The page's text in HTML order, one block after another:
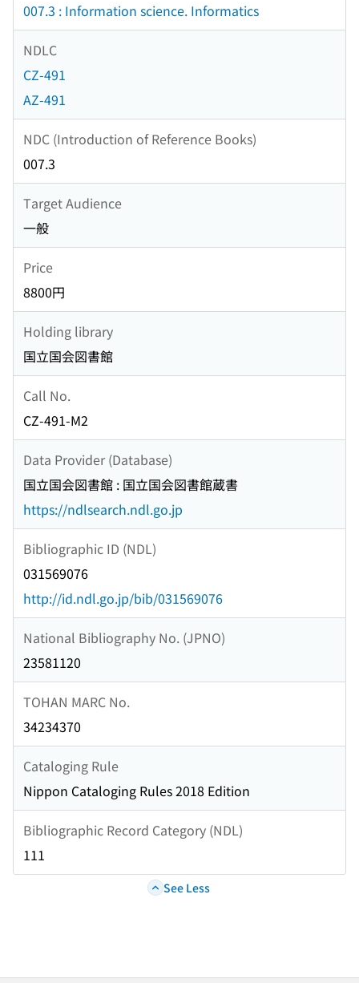
007.3 : Information science. Informatics
NDLC
CZ-491
AZ-491
NDC (Introduction of Reference Books)
007.3
Target Audience
一般
Price
8800円
Holding library
国立国会図書館
Call No.
CZ-491-M2
Data Provider (Database)
国立国会図書館 : 国立国会図書館蔵書
https://ndlsearch.ndl.go.jp
Bibliographic ID (NDL)
031569076
http://id.ndl.go.jp/bib/031569076
National Bibliography No. (JPNO)
23581120
TOHAN MARC No.
34234370
Cataloging Rule
Nippon Cataloging Rules 2018 Edition
Bibliographic Record Category (NDL)
111
See Less